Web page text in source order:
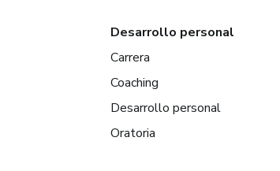
Desarrollo personal
Carrera
Coaching
Desarrollo personal
Oratoria